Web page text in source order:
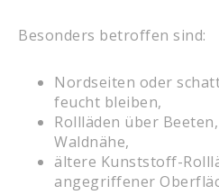
Besonders betroffen sind:
Nordseiten oder
feucht bleiben,
Rollläden über
Waldnähe,
ältere Kunststoff-
angegriffener